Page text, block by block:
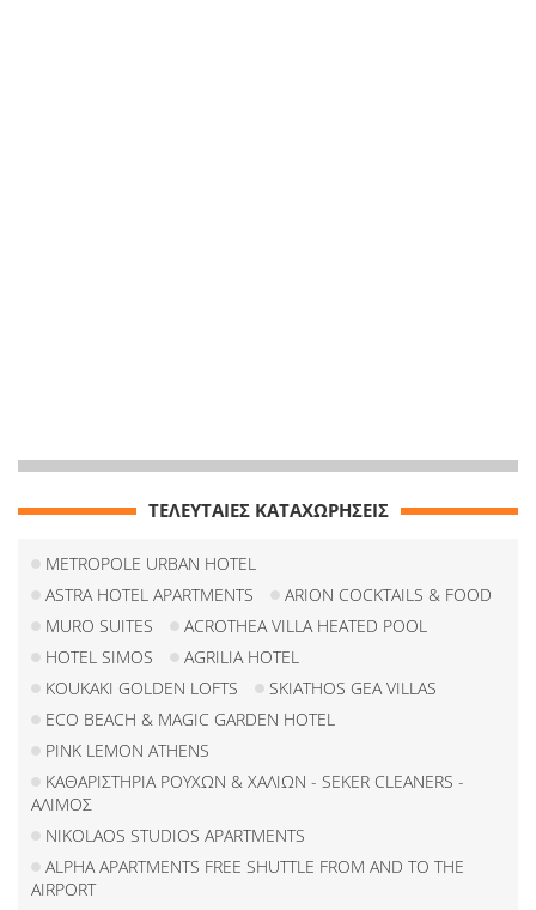
ΤΕΛΕΥΤΑΙΕΣ ΚΑΤΑΧΩΡΗΣΕΙΣ
METROPOLE URBAN HOTEL
ASTRA HOTEL APARTMENTS
ARION COCKTAILS & FOOD
MURO SUITES
ACROTHEA VILLA HEATED POOL
HOTEL SIMOS
AGRILIA HOTEL
KOUKAKI GOLDEN LOFTS
SKIATHOS GEA VILLAS
ECO BEACH & MAGIC GARDEN HOTEL
PINK LEMON ATHENS
ΚΑΘΑΡΙΣΤΗΡΙΑ ΡΟΥΧΩΝ & ΧΑΛΙΩΝ - SEKER CLEANERS -
ΑΛΙΜΟΣ
NIKOLAOS STUDIOS APARTMENTS
ALPHA APARTMENTS FREE SHUTTLE FROM AND TO THE
AIRPORT